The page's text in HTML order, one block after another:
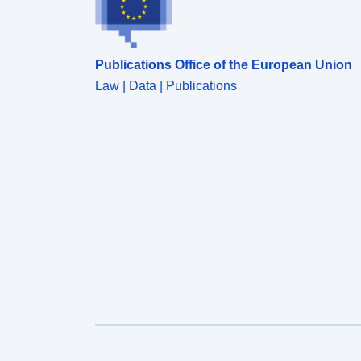
Publications Office of the European Union
Law | Data | Publications